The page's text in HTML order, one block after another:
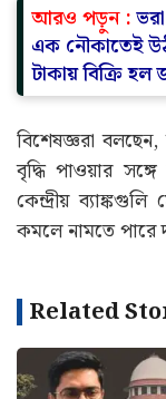
আরও পড়ুন :
এক নৌকাতেই
টাকায় বিক্রি হল
বিশেষজ্ঞরা
বৃদ্ধি পাওয়ার
কেন্দ্রীয়
কমলে নামতে পারে
Related